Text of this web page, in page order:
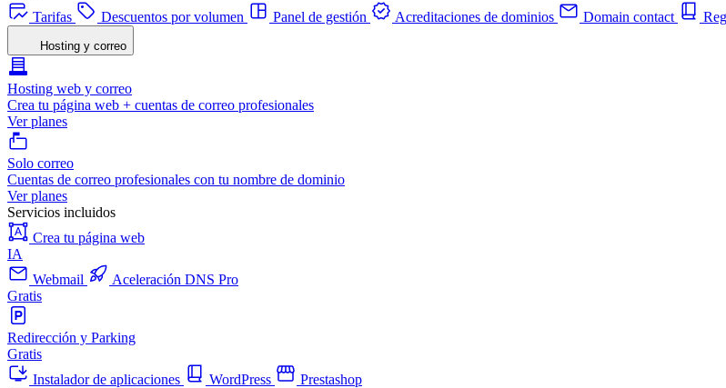
Tarifas
Descuentos por volumen Panel de gestión Acreditaciones de dominios Domain contact
Hosting y correo
Hosting web y correo
Crea tu página web + cuentas de correo profesionales
Ver planes
Solo correo
Cuentas de correo profesionales con tu nombre de dominio
Ver planes
Servicios incluidos
Crea tu página web
IA
Webmail
Aceleración DNS Pro
Gratis
Redirección y Parking
Gratis
Instalador de aplicaciones
WordPress Prestashop